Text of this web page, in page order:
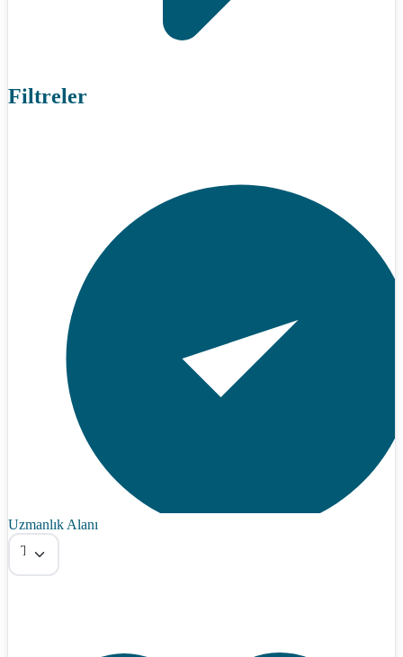
Filtreler
Uzmanlık Alanı
Tümü